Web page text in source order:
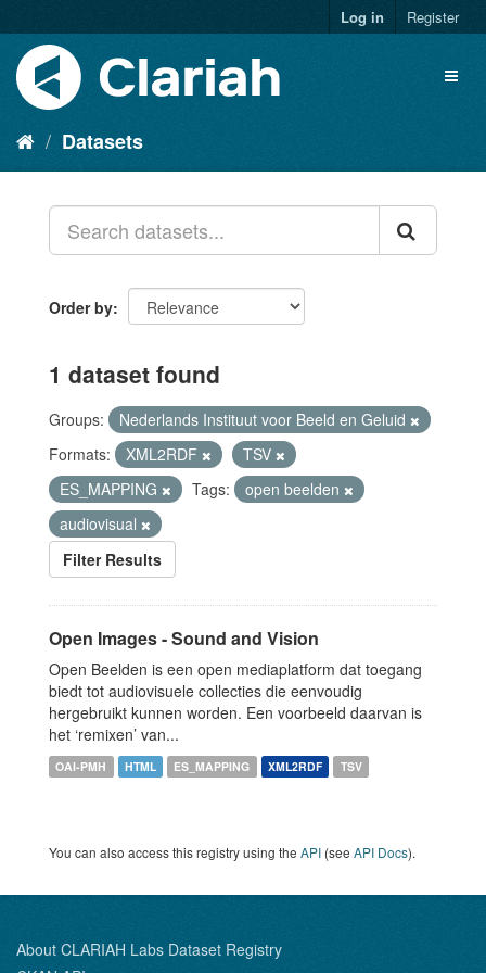
Log in Register
Datasets
Order by
1 dataset found
Groups:
Nederlands Instituut voor Beeld en Geluid
Formats:
XML2RDF
TSV
ES_MAPPING
Tags:
open beelden
audiovisual
Filter Results
Open Images - Sound and Vision
Open Beelden is een open mediaplatform dat toegang
biedt tot audiovisuele collecties die eenvoudig
hergebruikt kunnen worden. Een voorbeeld daarvan is
het ‘remixen’ van...
OAI-PMH HTML ES_MAPPING XML2RDF TSV
You can also access this registry using the API (see API Docs).
About CLARIAH Labs Dataset Registry